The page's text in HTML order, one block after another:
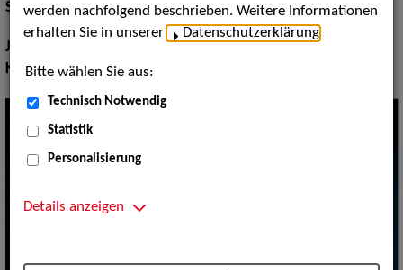
Schauspiel:Figur / Puppe / Objekt
Jahrgang:
Körpergröße:172 cm
werden nachfolgend beschrieben. Weitere Informationen
erhalten Sie in unserer
Datenschutzerklärung
Bitte wählen Sie aus:
Technisch Notwendig
Statistik
Personalisierung
Details anzeigen